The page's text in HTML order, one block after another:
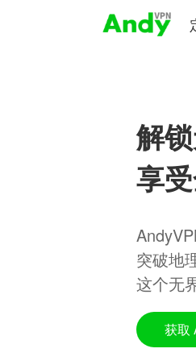
解
享
突破地
这个无
获取